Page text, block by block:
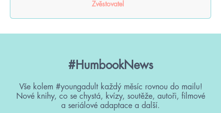
Zvěstovatel
#HumbookNews
Vše kolem #youngadult každý měsíc rovnou do mailu!
Nové knihy, co se chystá, kvízy, soutěže, autoři, filmové
a seriálové adaptace a další.